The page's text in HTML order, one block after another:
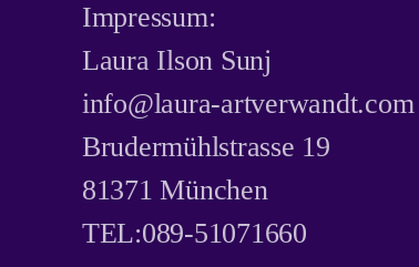
Impressum:
​Laura Ilson Sunj
info@laura-artverwandt.com
Brudermühlstrasse 19
81371 München
TEL:089-51071660